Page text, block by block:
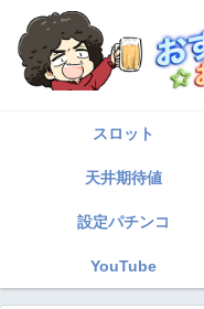
スロット
天井期待値
設定パチンコ
YouTube